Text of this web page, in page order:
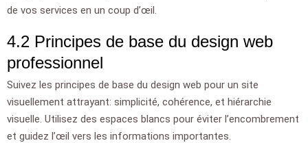
de vos services en un coup d’œil.
4.2 Principes de base du design web
professionnel
Suivez les principes de base du design web pour un site
visuellement attrayant: simplicité, cohérence, et hiérarchie
visuelle. Utilisez des espaces blancs pour éviter l’encombrement
et guidez l’œil vers les informations importantes.